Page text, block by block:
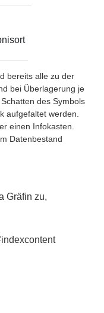
bereits alle zu der
bei Überlagerung je
des Symbols
aufgefaltet werden.
einen Infokasten.
Datenbestand
Gräfin zu,